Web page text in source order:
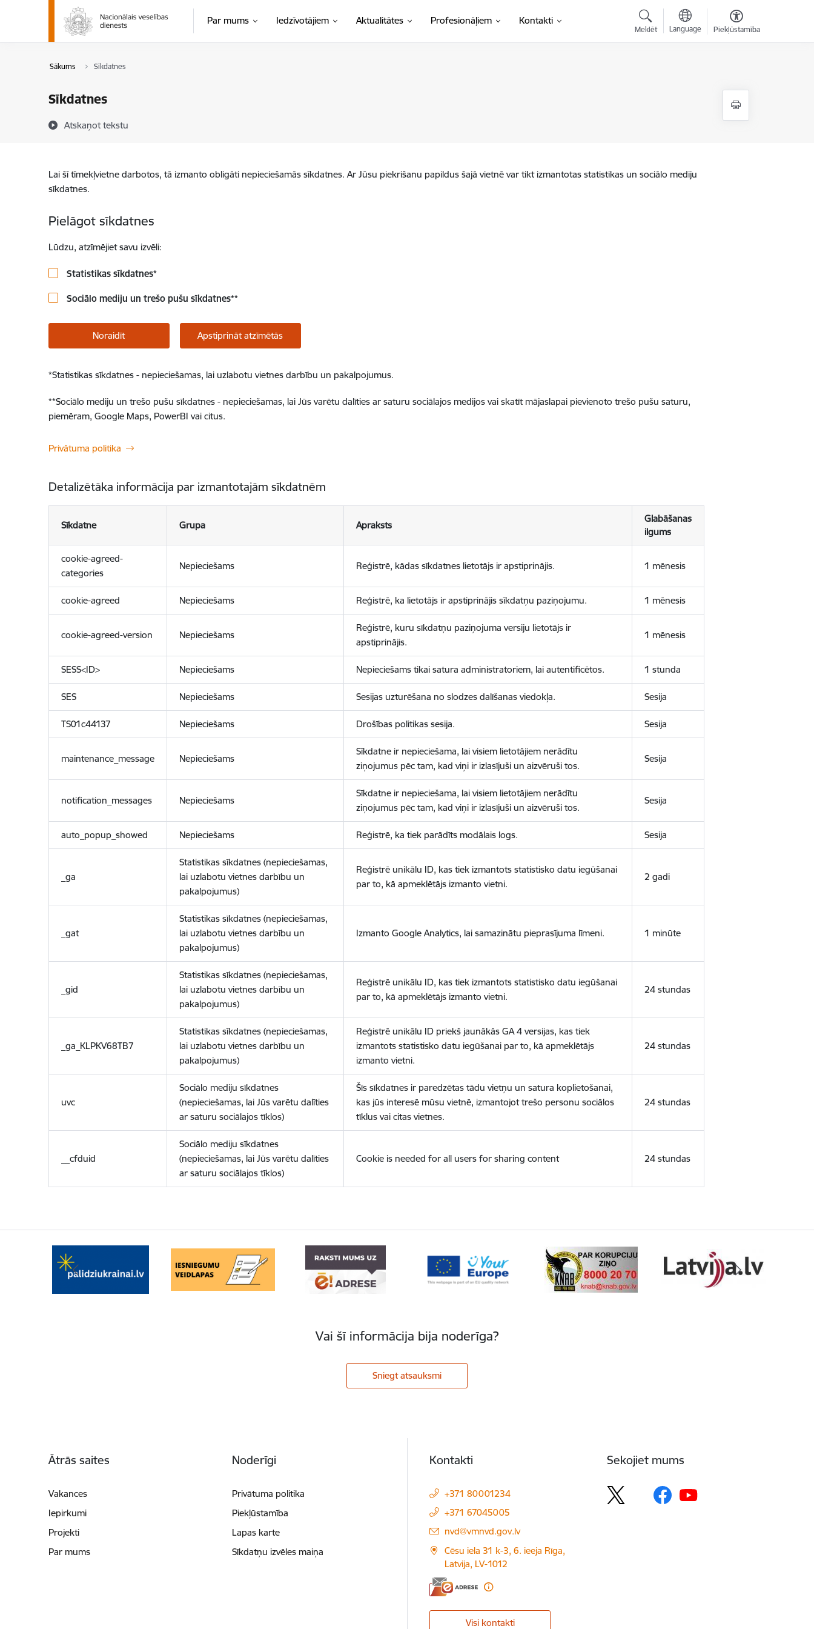
Pāriet uz lapas saturu
Par mums Iedzīvotājiem Aktualitātes Profesionāļiem Kontakti
Meklēt Language Piekļūstamība
Sākums Sīkdatnes
Sīkdatnes
Atskaņot tekstu
Lai šī tīmekļvietne darbotos, tā izmanto obligāti nepieciešamās sīkdatnes. Ar Jūsu piekrišanu papildus šajā vietnē var tikt izmantotas statistikas un sociālo mediju
sīkdatnes.
Pielāgot sīkdatnes
Lūdzu, atzīmējiet savu izvēli:
Statistikas sīkdatnes*
Sociālo mediju un trešo pušu sīkdatnes**
Noraidīt Apstiprināt atzīmētās
*Statistikas sīkdatnes - nepieciešamas, lai uzlabotu vietnes darbību un pakalpojumus.
**Sociālo mediju un trešo pušu sīkdatnes - nepieciešamas, lai Jūs varētu dalīties ar saturu sociālajos medijos vai skatīt mājaslapai pievienoto trešo pušu saturu,
piemēram, Google Maps, PowerBI vai citus.
Privātuma politika
Detalizētāka informācija par izmantotajām sīkdatnēm
Sīkdatne Grupa Apraksts
Glabāšanas
ilgums
cookie-agreed-
categories
Nepieciešams Reģistrē, kādas sīkdatnes lietotājs ir apstiprinājis. 1 mēnesis
cookie-agreed Nepieciešams Reģistrē, ka lietotājs ir apstiprinājis sīkdatņu paziņojumu. 1 mēnesis
cookie-agreed-version Nepieciešams
Reģistrē, kuru sīkdatņu paziņojuma versiju lietotājs ir
apstiprinājis.
1 mēnesis
SESS<ID> Nepieciešams Nepieciešams tikai satura administratoriem, lai autentificētos. 1 stunda
SES Nepieciešams Sesijas uzturēšana no slodzes dalīšanas viedokļa. Sesija
TS01c44137 Nepieciešams Drošības politikas sesija. Sesija
maintenance_message Nepieciešams
Sīkdatne ir nepieciešama, lai visiem lietotājiem nerādītu
ziņojumus pēc tam, kad viņi ir izlasījuši un aizvēruši tos.
Sesija
notification_messages Nepieciešams
Sīkdatne ir nepieciešama, lai visiem lietotājiem nerādītu
ziņojumus pēc tam, kad viņi ir izlasījuši un aizvēruši tos.
Sesija
auto_popup_showed Nepieciešams Reģistrē, ka tiek parādīts modālais logs. Sesija
_ga
Statistikas sīkdatnes (nepieciešamas,
lai uzlabotu vietnes darbību un
pakalpojumus)
Reģistrē unikālu ID, kas tiek izmantots statistisko datu iegūšanai
par to, kā apmeklētājs izmanto vietni.
2 gadi
_gat
Statistikas sīkdatnes (nepieciešamas,
lai uzlabotu vietnes darbību un
pakalpojumus)
Izmanto Google Analytics, lai samazinātu pieprasījuma līmeni. 1 minūte
_gid
Statistikas sīkdatnes (nepieciešamas,
lai uzlabotu vietnes darbību un
pakalpojumus)
Reģistrē unikālu ID, kas tiek izmantots statistisko datu iegūšanai
par to, kā apmeklētājs izmanto vietni.
24 stundas
_ga_KLPKV68TB7
Statistikas sīkdatnes (nepieciešamas,
lai uzlabotu vietnes darbību un
pakalpojumus)
Reģistrē unikālu ID priekš jaunākās GA 4 versijas, kas tiek
izmantots statistisko datu iegūšanai par to, kā apmeklētājs
izmanto vietni.
24 stundas
uvc
Sociālo mediju sīkdatnes
(nepieciešamas, lai Jūs varētu dalīties
ar saturu sociālajos tīklos)
Šīs sīkdatnes ir paredzētas tādu vietņu un satura koplietošanai,
kas jūs interesē mūsu vietnē, izmantojot trešo personu sociālos
tīklus vai citas vietnes.
24 stundas
__cfduid
Sociālo mediju sīkdatnes
(nepieciešamas, lai Jūs varētu dalīties
ar saturu sociālajos tīklos)
Cookie is needed for all users for sharing content 24 stundas
Vai šī informācija bija noderīga?
Sniegt atsauksmi
Ātrās saites
Vakances
Iepirkumi
Projekti
Par mums
Noderīgi
Privātuma politika
Piekļūstamība
Lapas karte
Sīkdatņu izvēles maiņa
Kontakti
+371 80001234
+371 67045005
E-pasts:
nvd@vmnvd.gov.lv
Cēsu iela 31 k-3, 6. ieeja Rīga,
Latvija, LV-1012
Visi kontakti
Sekojiet mums